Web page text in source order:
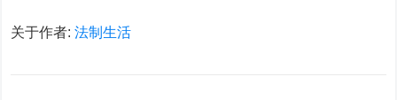
关于作者:法制生活